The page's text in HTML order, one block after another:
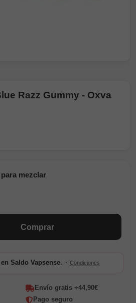
Razz Gummy - Oxva
mezclar
Comprar
Saldo Vapsense. · Condiciones
Envío gratis +44,90€
Pago seguro